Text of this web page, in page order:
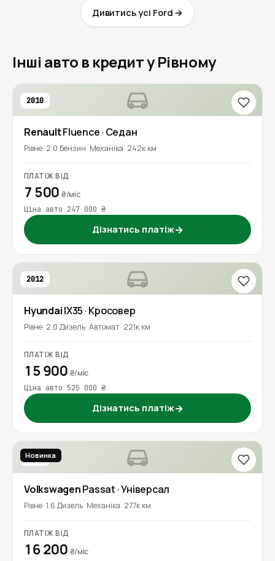
Дивитись усі Ford →
Інші авто в кредит у Рівному
2010
RenaultFluence· Седан
Рівне 2.0 Бензин Механіка 242к км
ПЛАТІЖ ВІД
7 500₴/міс
Ціна авто 247 000 ₴
Дізнатись платіж→
2012
HyundaiIX35 · Кросовер
Рівне 2.0 Дизель Автомат 221к км
ПЛАТІЖ ВІД
15 900 ₴/міс
Ціна авто 525 000 ₴
Дізнатись платіж→
2016
Новинка
VolkswagenPassat · Універсал
Рівне 1.6 Дизель Механіка 277к км
ПЛАТІЖ ВІД
16 200 ₴/міс